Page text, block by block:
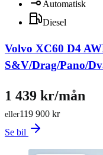
Automatisk
Diesel
Volvo XC60 D4
S&V/Drag/Pano/
119 900 kr
eller
1 439 kr/mån
Se bil